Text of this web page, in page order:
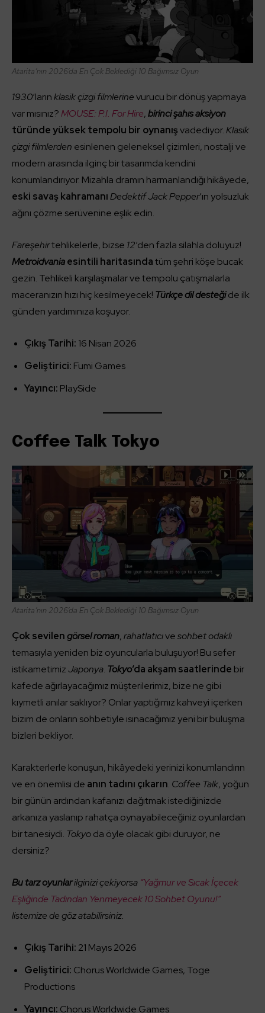
Atarita’nın 2026’da En Çok Beklediği 10 Bağımsız Oyun
1930‘larınklasik çizgi filmlerinevurucu bir dönüş yapmaya
var mısınız?MOUSE: P.I. For Hire,birinci şahıs aksiyon
türünde yüksek tempolu bir oynanışvadediyor.Klasik
çizgi filmlerden esinlenen geleneksel çizimleri, nostalji ve
modern arasında ilginç bir tasarımda kendini
konumlandırıyor. Mizahla dramın harmanlandığı hikâyede,
eski savaş kahramanıDedektif Jack Pepper‘ın yolsuzluk
ağını çözme serüvenine eşlik edin.
Fareşehirtehlikelerle, bizse 12‘den fazla silahla doluyuz!
Metroidvaniaesintili haritasındatüm şehri köşe bucak
gezin. Tehlikeli karşılaşmalar ve tempolu çatışmalarla
maceranızın hızı hiç kesilmeyecek! Türkçe dil desteğide ilk
günden yardımınıza koşuyor.
Çıkış Tarihi: 16 Nisan 2026
Geliştirici: Fumi Games
Yayıncı: PlaySide
Coffee Talk Tokyo
Atarita’nın 2026’da En Çok Beklediği 10 Bağımsız Oyun
Çok sevilengörsel roman,rahatlatıcıvesohbet odaklı
temasıyla yeniden biz oyuncularla buluşuyor! Bu sefer
istikametimizJaponya. Tokyo‘da akşam saatlerinde bir
kafede ağırlayacağımız müşterilerimiz, bize ne gibi
kıymetli anılar saklıyor? Onlar yaptığımız kahveyi içerken
bizim de onların sohbetiyle ısınacağımız yeni bir buluşma
bizleri bekliyor.
Karakterlerle konuşun, hikâyedeki yerinizi konumlandırın
ve en önemlisi de anın tadını çıkarın. Coffee Talk, yoğun
bir günün ardından kafanızı dağıtmak istediğinizde
arkanıza yaslanıp rahatça oynayabileceğiniz oyunlardan
bir tanesiydi. Tokyoda öyle olacak gibi duruyor, ne
dersiniz?
Bu tarz oyunlarilginizi çekiyorsa “Yağmur ve Sıcak İçecek
Eşliğinde Tadından Yenmeyecek 10 Sohbet Oyunu!”
listemize de göz atabilirsiniz.
Çıkış Tarihi: 21 Mayıs 2026
Geliştirici: Chorus Worldwide Games, Toge
Productions
Yayıncı: Chorus Worldwide Games